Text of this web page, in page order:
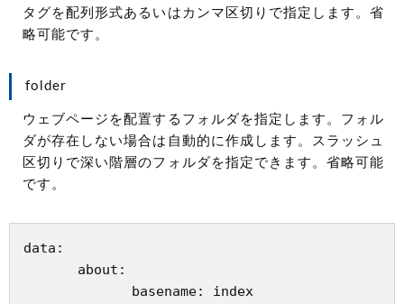
タグを配列形式あるいはカンマ区切りで指定します。省
略可能です。
folder
ウェブページを配置するフォルダを指定します。フォル
ダが存在しない場合は自動的に作成します。スラッシュ
区切りで深い階層のフォルダを指定できます。省略可能
です。
data:
about:
basename: index